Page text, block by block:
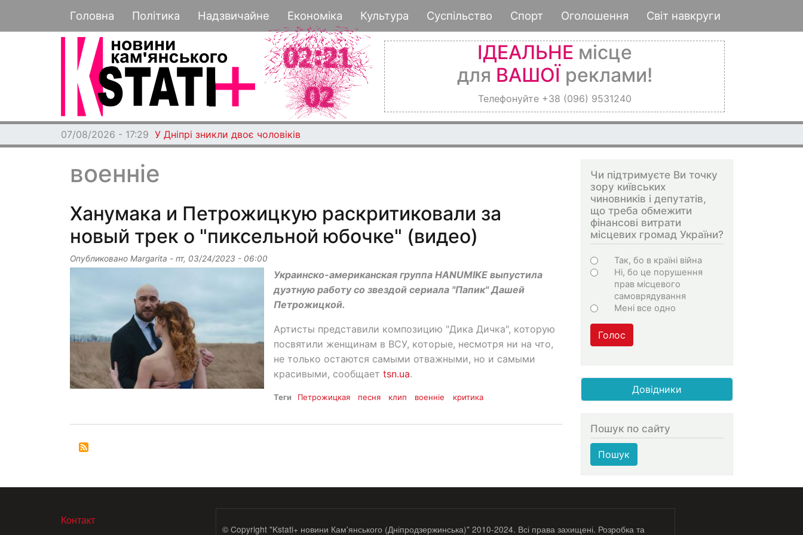
к
основному
Основная навигация
Головна Політика Надзвичайне Економіка Культура Суспільство Спорт Оголошення Світ навкруги
ІДЕАЛЬНЕ місце
для ВАШОЇ реклами!
Телефонуйте +38 (096) 9531240
07/08/2026 - 17:29 У Дніпрі зникли двоє чоловіків
военніе
Ханумака и Петрожицкую раскритиковали за
новый трек о "пиксельной юбочке" (видео)
Опубликовано Margarita - пт, 03/24/2023 - 06:00
Украинско-американская группа HANUMIKE выпустила
дуэтную работу со звездой сериала "Папик" Дашей
Петрожицкой.
Артисты представили композицию "Дика Дичка", которую
посвятили женщинам в ВСУ, которые, несмотря ни на что,
не только остаются самыми отважными, но и самыми
красивыми, сообщает tsn.ua.
Теги Петрожицкая песня клип военніе критика
Чи підтримуєте Ви точку
зору київських
чиновників і депутатів,
що треба обмежити
фінансові витрати
місцевих громад України?
Choices
Так, бо в країні війна
Ні, бо це порушення
прав місцевого
самоврядування
Мені все одно
Голос
Довідники
Пошук по сайту
Пошук
МЕНЮ В ПОДВАЛЕ
Контакт
© Copyright "Kstati+ новини Кам'янського (Дніпродзержинська)" 2010-2024. Всі права захищені. Розробка та